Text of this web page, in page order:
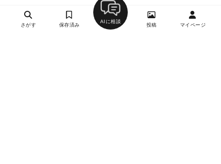
さがす 保存済み
AIに相談
投稿 マイページ